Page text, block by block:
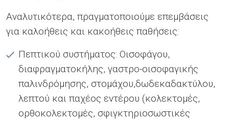
Αναλυτικότερα, πραγματοποιούμε επεμβάσεις
για καλοήθεις και κακοήθεις παθήσεις:
Πεπτικού συστήματος: Oισοφάγου,
διαφραγματοκήλης, γαστρο-οισοφαγικής
παλινδρόμησης, στομάχου,δωδεκαδακτύλου,
λεπτού και παχέος εντέρου (κολεκτομές,
ορθοκολεκτομές, σφιγκτηριοσωστικές